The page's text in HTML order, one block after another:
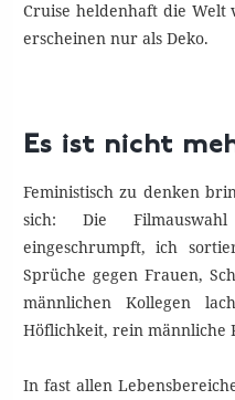
Cruise heldenhaft die Welt
erscheinen nur als Deko.
Es ist nicht
Feministisch zu denken
sich: Die
eingeschrumpft, ich
Sprüche gegen Frauen,
männlichen Kollegen
Höflichkeit, rein männliche
In fast allen